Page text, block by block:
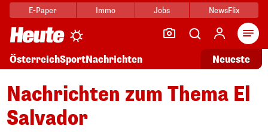
E-Paper Immo Jobs NewsFlix
ÖsterreichSportNachrichten Neueste
Nachrichten zum Thema El
Salvador